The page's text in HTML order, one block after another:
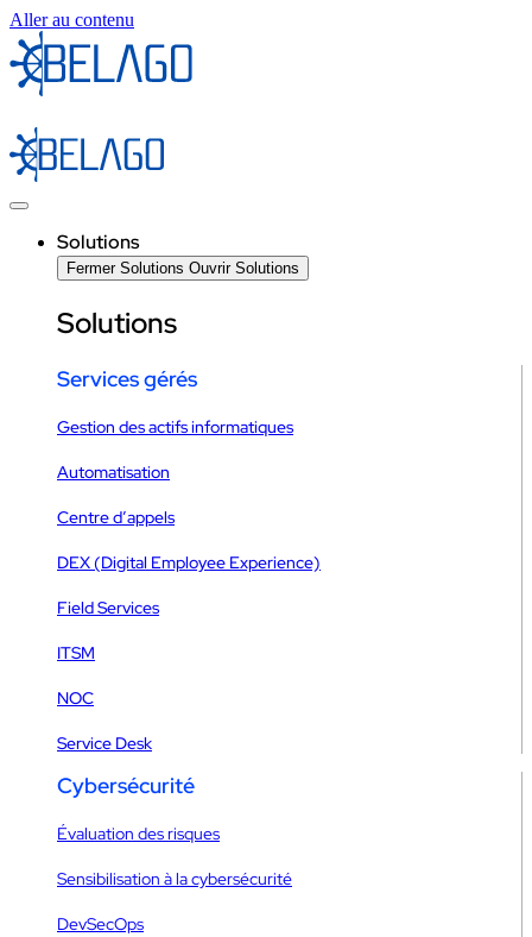
Aller au contenu
Solutions
Fermer Solutions Ouvrir Solutions
Solutions
Services gérés
Gestion des actifs informatiques
Automatisation
Centre d’appels
DEX (Digital Employee Experience)
Field Services
ITSM
NOC
Service Desk
Cybersécurité
Évaluation des risques
Sensibilisation à la cybersécurité
DevSecOps